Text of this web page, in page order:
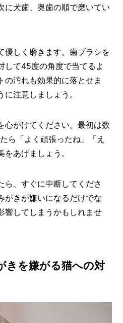
に犬歯、奥歯の順で磨いてい
優しく磨きます。歯ブラシを
して45度の角度で当てるよ
の汚れも効果的に落とせま
注意しましょう。
心がけてください。最初は数
ら「よく頑張ったね」「え
あげましょう。
ら、すぐに中断してくださ
がきが嫌いになるだけでな
響してしまうかもしれませ
きを嫌がる猫への対